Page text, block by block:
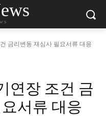
금리변동 재심사 필요서류 대응
연장 조건 금
서류 대응